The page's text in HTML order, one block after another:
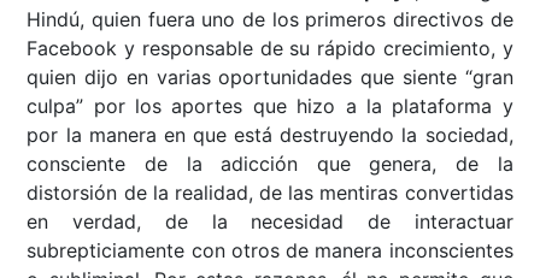
Hindú, quien fuera uno de los primeros directivos de
Facebook y responsable de su rápido crecimiento, y
quien dijo en varias oportunidades que siente “gran
culpa” por los aportes que hizo a la plataforma y
por la manera en que está destruyendo la sociedad,
consciente de la adicción que genera, de la
distorsión de la realidad, de las mentiras convertidas
en verdad, de la necesidad de interactuar
subrepticiamente con otros de manera inconscientes